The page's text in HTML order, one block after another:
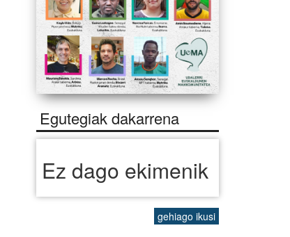
Egutegiak dakarrena
Ez dago ekimenik
gehiago ikusi